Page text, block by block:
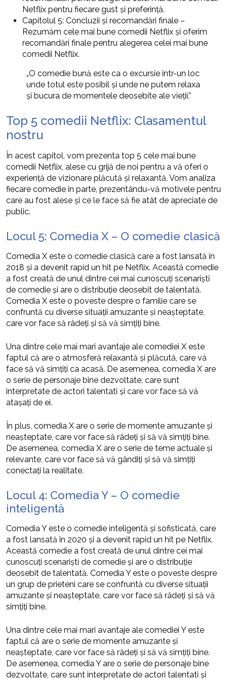
Netflix pentru fiecare gust și preferință.
Capitolul 5: Concluzii și recomandări finale –
Rezumăm cele mai bune comedii Netflix și oferim
recomandări finale pentru alegerea celei mai bune
comedii Netflix.
„O comedie bună este ca o excursie într-un loc
unde totul este posibil și unde ne putem relaxa
și bucura de momentele deosebite ale vieții.”
Top 5 comedii Netflix: Clasamentul
nostru
În acest capitol, vom prezenta top 5 cele mai bune
comedii Netflix, alese cu grijă de noi pentru a vă oferi o
experiență de vizionare plăcută și relaxantă. Vom analiza
fiecare comedie în parte, prezentându-vă motivele pentru
care au fost alese și ce le face să fie atât de apreciate de
public.
Locul 5: Comedia X – O comedie clasică
Comedia X este o comedie clasică care a fost lansată în
2018 și a devenit rapid un hit pe Netflix. Această comedie
a fost creată de unul dintre cei mai cunoscuți scenariști
de comedie și are o distribuție deosebit de talentată.
Comedia X este o poveste despre o familie care se
confruntă cu diverse situații amuzante și neașteptate,
care vor face să râdeți și să vă simțiți bine.
Una dintre cele mai mari avantaje ale comediei X este
faptul că are o atmosferă relaxantă și plăcută, care vă
face să vă simțiți ca acasă. De asemenea, comedia X are
o serie de personaje bine dezvoltate, care sunt
interpretate de actori talentati și care vor face să vă
atașați de ei.
În plus, comedia X are o serie de momente amuzante și
neașteptate, care vor face să râdeți și să vă simțiți bine.
De asemenea, comedia X are o serie de teme actuale și
relevante, care vor face să vă gândiți și să vă simțiți
conectați la realitate.
Locul 4: Comedia Y – O comedie
inteligentă
Comedia Y este o comedie inteligentă și sofisticată, care
a fost lansată în 2020 și a devenit rapid un hit pe Netflix.
Această comedie a fost creată de unul dintre cei mai
cunoscuți scenariști de comedie și are o distribuție
deosebit de talentată. Comedia Y este o poveste despre
un grup de prieteni care se confruntă cu diverse situații
amuzante și neașteptate, care vor face să râdeți și să vă
simțiți bine.
Una dintre cele mai mari avantaje ale comediei Y este
faptul că are o serie de momente amuzante și
neașteptate, care vor face să râdeți și să vă simțiți bine.
De asemenea, comedia Y are o serie de personaje bine
dezvoltate, care sunt interpretate de actori talentati și